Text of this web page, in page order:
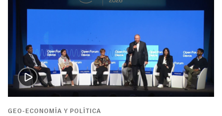
GEO-ECONOMÍA Y POLÍTICA